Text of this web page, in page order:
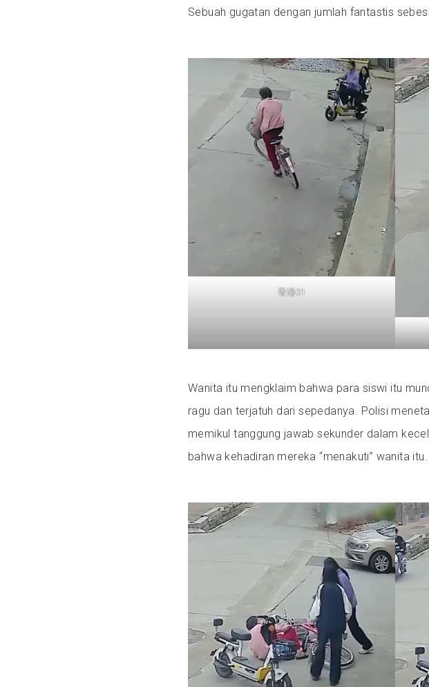
Sebuah gugatan dengan jumlah fantastis
香港01
Wanita itu mengklaim bahwa para siswi itu
ragu dan terjatuh dari sepedanya. Polisi
memikul tanggung jawab sekunder dalam
bahwa kehadiran mereka “menakuti” wanita itu.